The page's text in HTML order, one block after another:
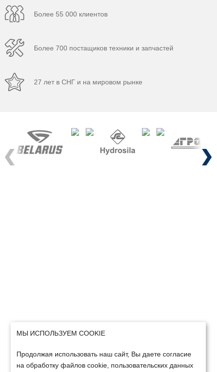
Более 55 000 клиентов
Более 700 постащиков техники и запчастей
27 лет в СНГ и на мировом рынке
Previous Next
МЫ ИСПОЛЬЗУЕМ COOKIE
Продолжая использовать наш сайт, Вы даете согласие
на обработку файлов cookie, пользовательских данных